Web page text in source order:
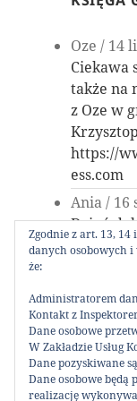
Oze / 14
Ciekawa
także na
z Oze w
https://
ess.com
Ania/ 16
Dzień
Dorota/
Zycze
Bozego
Roku,
Zgodnie z art. 13,
danych osobowych
że:
Administratorem
Kontakt z
Dane osobowe
W Zakładzie Usług
Dane pozyskiwane
Dane osobowe
realizację